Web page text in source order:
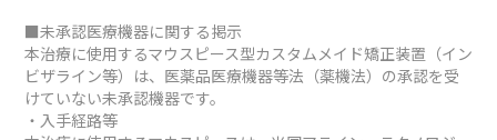
■未承認医療機器に関する掲示
本治療に使用するマウスピース型カスタムメイド矯正装置（イン
ビザライン等）は、医薬品医療機器等法（薬機法）の承認を受
けていない未承認機器です。
・入手経路等